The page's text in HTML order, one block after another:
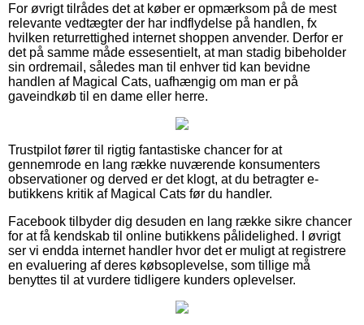
For øvrigt tilrådes det at køber er opmærksom på de mest
relevante vedtægter der har indflydelse på handlen, fx
hvilken returrettighed internet shoppen anvender. Derfor er
det på samme måde essesentielt, at man stadig bibeholder
sin ordremail, således man til enhver tid kan bevidne
handlen af Magical Cats, uafhængig om man er på
gaveindkøb til en dame eller herre.
Trustpilot fører til rigtig fantastiske chancer for at
gennemrode en lang række nuværende konsumenters
observationer og derved er det klogt, at du betragter e-
butikkens kritik af Magical Cats før du handler.
Facebook tilbyder dig desuden en lang række sikre chancer
for at få kendskab til online butikkens pålidelighed. I øvrigt
ser vi endda internet handler hvor det er muligt at registrere
en evaluering af deres købsoplevelse, som tillige må
benyttes til at vurdere tidligere kunders oplevelser.